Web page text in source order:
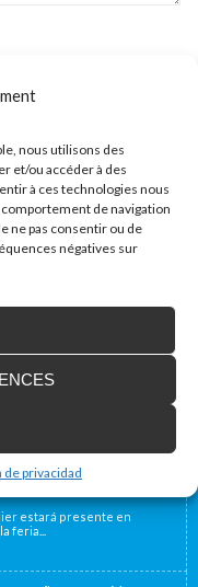
nous utilisons des
et/ou accéder à des
à ces technologies nous
de navigation
ne pas consentir ou de
négatives sur
de privacidad
formes élévatrices
réduite, y
proche de la
nous permet d’offrir...
Interlift, la feria líder
estará presente en
feria...